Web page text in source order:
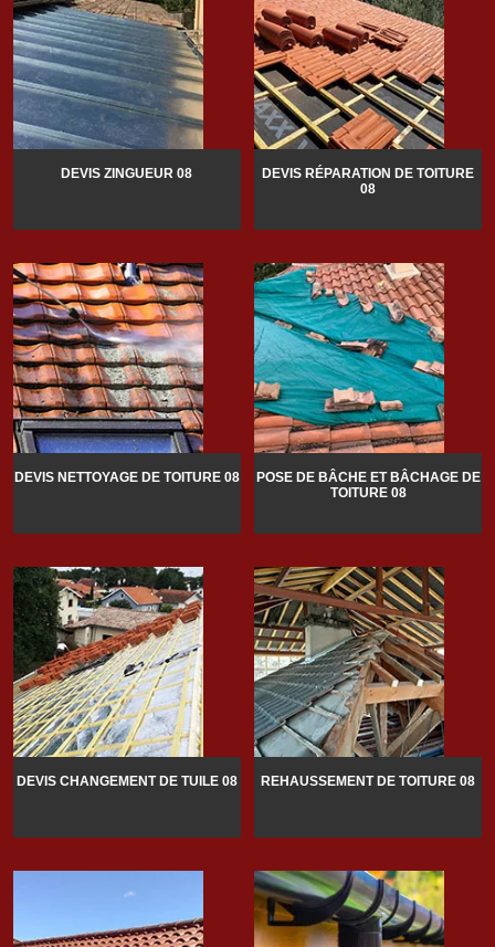
DEVIS ZINGUEUR 08
DEVIS RÉPARATION DE TOITURE
08
DEVIS NETTOYAGE DE TOITURE 08
POSE DE BÂCHE ET BÂCHAGE DE
TOITURE 08
DEVIS CHANGEMENT DE TUILE 08 REHAUSSEMENT DE TOITURE 08